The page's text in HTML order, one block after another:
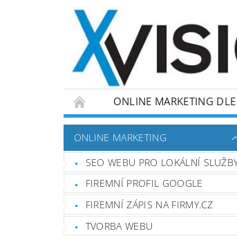
ONLINE MARKETING
ONLINE MARKETING
SEO WEBU PRO LOKÁLNÍ
FIREMNÍ PROFIL GOOGLE
FIREMNÍ ZÁPIS NA FIRMY.CZ
TVORBA WEBU